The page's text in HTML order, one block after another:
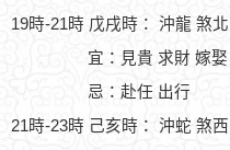
19時-21時 戊戌時： 沖龍 煞
宜：見貴 求財 嫁
忌：赴任 出行
21時-23時 己亥時： 沖蛇 煞